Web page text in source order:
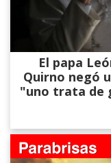
El papa
Quirno negó
"uno trata de